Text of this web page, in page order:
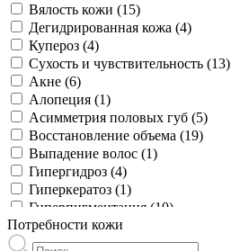
Вялость кожи (15)
Дегидрированная кожа (4)
Купероз (4)
Сухость и чувствительность (13)
Акне (6)
Алопеция (1)
Асимметрия половых губ (5)
Восстановление объема (19)
Выпадение волос (1)
Гипергидроз (4)
Гиперкератоз (1)
Гиперпигментация (10)
Дефекты промежности (5)
Дефицит объемов лица (3)
Потребности кожи